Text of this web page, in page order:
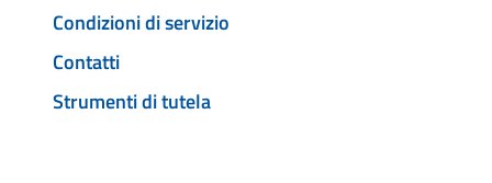
Condizioni di servizio
Contatti
Strumenti di tutela